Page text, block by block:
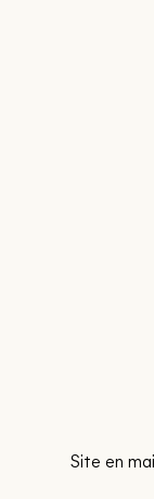
Site en